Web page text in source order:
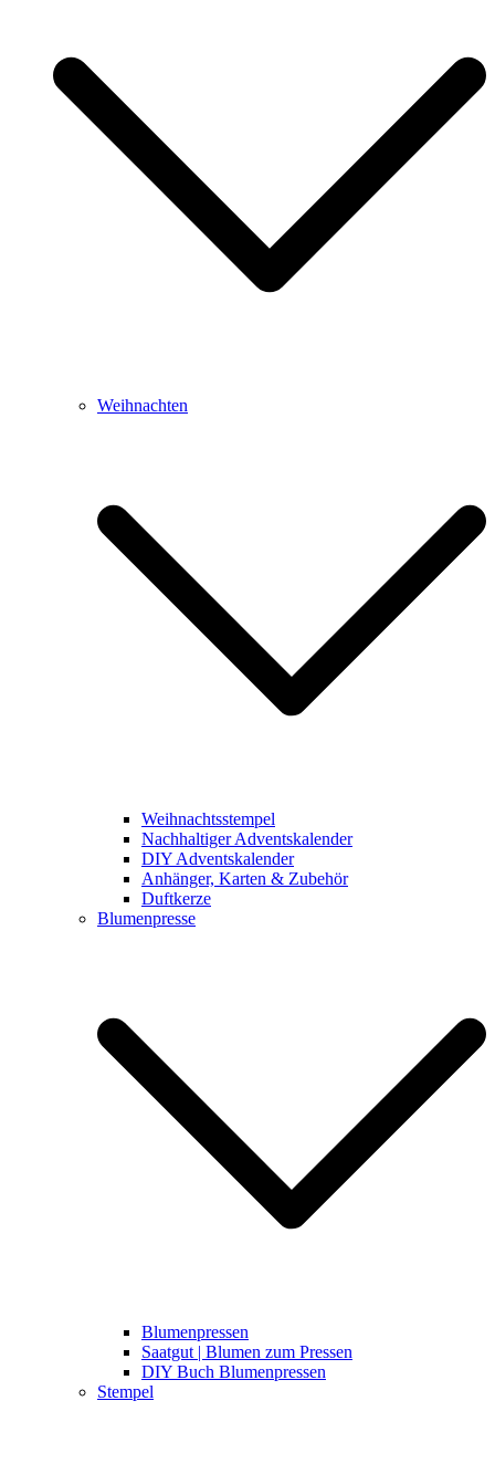
Weihnachten
Weihnachtsstempel
Nachhaltiger Adventskalender
DIY Adventskalender
Anhänger, Karten & Zubehör
Duftkerze
Blumenpresse
Blumenpressen
Saatgut | Blumen zum Pressen
DIY Buch Blumenpressen
Stempel